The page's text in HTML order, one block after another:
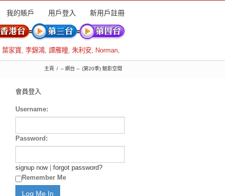
我的賬戶 用戶登入 新用戶註冊
葉家寶, 李錦鴻, 譚雁瞳, 朱利安, Norman,
主頁 -- 網台 -- (第20季) 魅影空間
會員登入
Username:
Password:
signup now| forgot password?
Remember Me